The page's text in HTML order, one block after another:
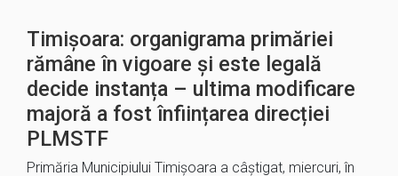
Timișoara: organigrama primăriei
rămâne în vigoare și este legală
decide instanța – ultima modificare
majoră a fost înființarea direcției
PLMSTF
Primăria Municipiului Timișoara a câștigat, miercuri, în